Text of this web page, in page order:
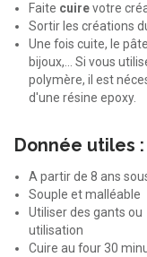
Faite cuirevotre
Sortir les créations
Une fois cuite, le
bijoux,... Si vous
polymère, il est
d'une résine epoxy.
Donnée utiles :
A partir de 8 ans
Souple et malléable
Utiliser des gants
utilisation
Cuire au four 30